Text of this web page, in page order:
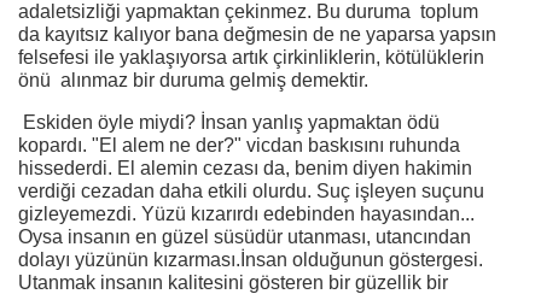
adaletsizliği yapmaktan çekinmez. Bu duruma toplum
da kayıtsız kalıyor bana değmesin de ne yaparsa yapsın
felsefesi ile yaklaşıyorsa artık çirkinliklerin, kötülüklerin
önü alınmaz bir duruma gelmiş demektir.
Eskiden öyle miydi? İnsan yanlış yapmaktan ödü
kopardı. "El alem ne der?" vicdan baskısını ruhunda
hissederdi. El alemin cezası da, benim diyen hakimin
verdiği cezadan daha etkili olurdu. Suç işleyen suçunu
gizleyemezdi. Yüzü kızarırdı edebinden hayasından...
Oysa insanın en güzel süsüdür utanması, utancından
dolayı yüzünün kızarması.İnsan olduğunun göstergesi.
Utanmak insanın kalitesini gösteren bir güzellik bir